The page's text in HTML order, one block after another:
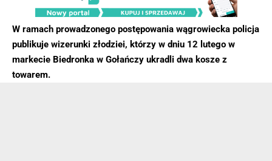
W ramach prowadzonego postępowania wągrowiecka policja
publikuje wizerunki złodziei, którzy w dniu 12 lutego w
markecie Biedronka w Gołańczy ukradli dwa kosze z
towarem.